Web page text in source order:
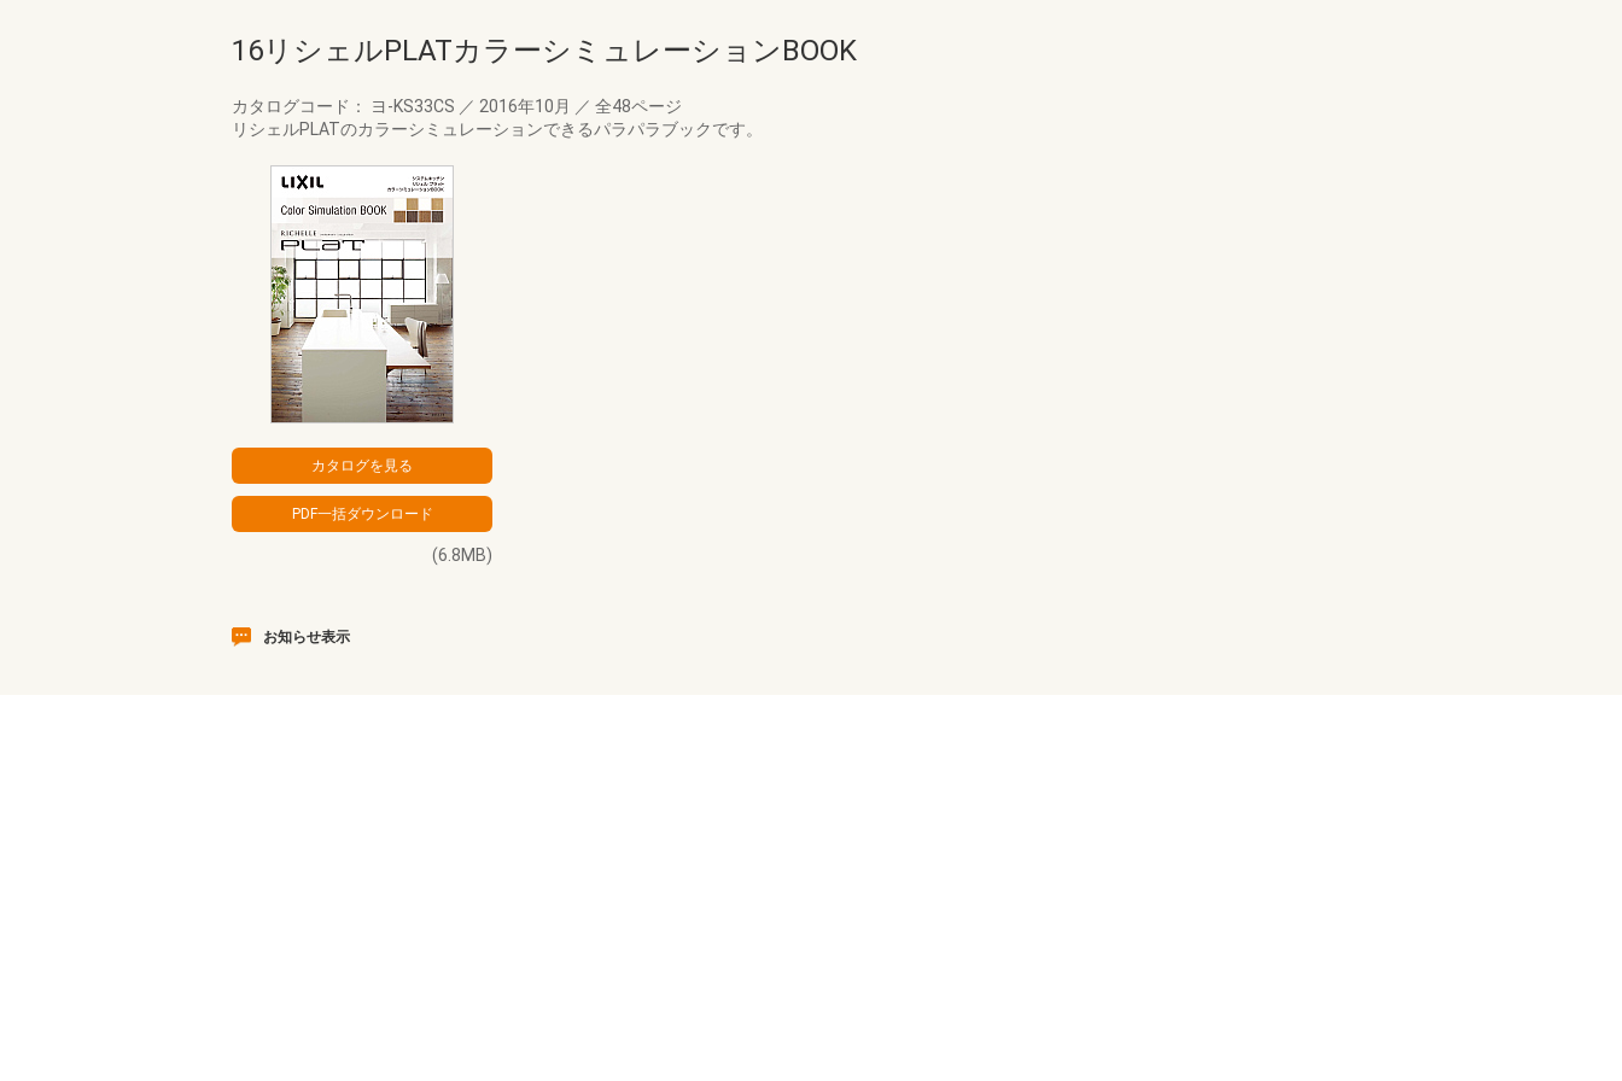
16リシェルPLATカラーシミュレーションBOOK
カタログコード： ヨ-KS33CS ／ 2016年10月 ／ 全48ページ
リシェルPLATのカラーシミュレーションできるパラパラブックです。
(6.8MB)
お知らせ表示